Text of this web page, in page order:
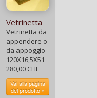
Vetrinetta
Vetrinetta da
appendere o
da appoggio
120X16,5X51
280,00 CHF
Vai alla pagina
del prodotto »